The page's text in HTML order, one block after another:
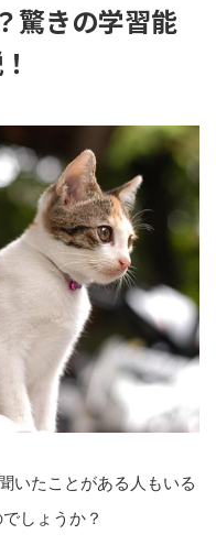
驚きの学習能
いたことがある人もいる
しょうか？